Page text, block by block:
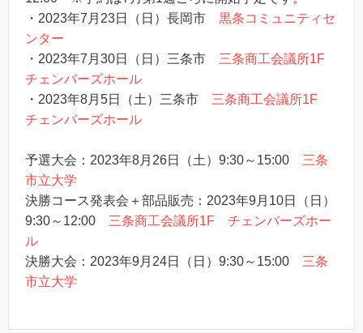
・2023年7月23日（日）長岡市 黒条コミュニティセ
ンター
・2023年7月30日（日）三条市 三条商工会議所1F
チェンバーズホール
・2023年8月5日（土）三条市 三条商工会議所1F
チェンバーズホール
予選大会：2023年8月26日（土）9:30～15:00 三条
市立大学
決勝コース発表会＋部品販売：2023年9月10日（日）
9:30～12:00 三条商工会議所1F チェンバーズホー
ル
決勝大会：2023年9月24日（日）9:30～15:00 三条
市立大学